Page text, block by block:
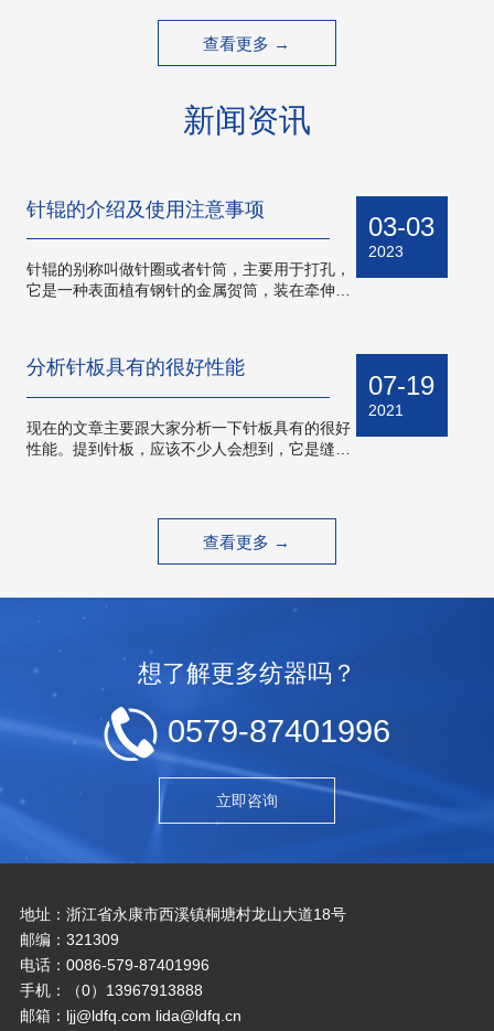
查看更多 →
新闻资讯
针辊的介绍及使用注意事项
针辊的别称叫做针圈或者针筒，主要用于打孔，
它是一种表面植有钢针的金属贺筒，装在牵伸区
在绢妨和毛纺的粗沙机、粗梳毛纺细纱机和涓纺
细沙机上，针辊作用力小，分梳缓和、细致，
对…
03-03
2023
分析针板具有的很好性能
现在的文章主要跟大家分析一下针板具有的很好
性能。提到针板，应该不少人会想到，它是缝纫
的都是拿到外面的店铺里面去修一下或者直接…
07-19
2021
查看更多 →
想了解更多纺器吗？
0579-87401996
立即咨询
地址：浙江省永康市西溪镇桐塘村龙山大道18号
邮编：321309
电话：0086-579-87401996
手机：（0）13967913888
邮箱：ljj@ldfq.com lida@ldfq.cn